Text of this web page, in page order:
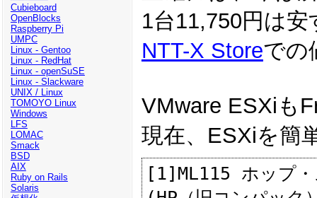
Cubieboard
OpenBlocks
Raspberry Pi
UMPC
Linux - Gentoo
Linux - RedHat
Linux - openSuSE
Linux - Slackware
UNIX / Linux
TOMOYO Linux
Windows
LFS
LOMAC
Smack
BSD
AIX
Ruby on Rails
Solaris
1台11,750円は
NTT-X Storeでの
VMware ESXiも
現在、ESXiを簡
[1]ML115 ホップ